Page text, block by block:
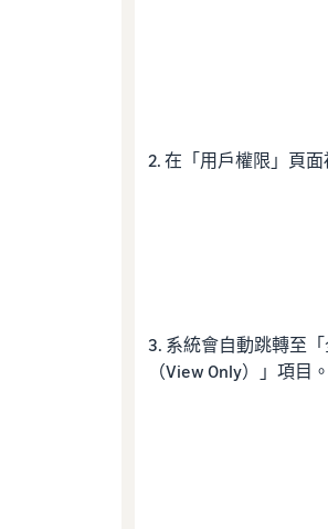
2. 在「用戶權限」頁
3. 系統會自動跳轉至
（View Only）」項目。